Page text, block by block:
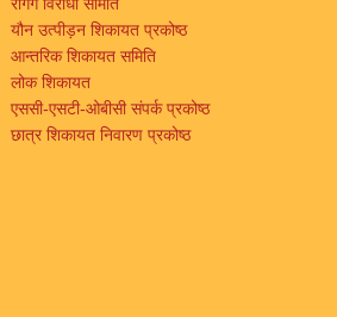
यौन उत्पीड़न शिकायत प्रकोष्ठ
आन्तरिक शिकायत समिति
लोक शिकायत
एससी-एसटी-ओबीसी संपर्क प्रकोष्ठ
छात्र शिकायत निवारण प्रकोष्ठ